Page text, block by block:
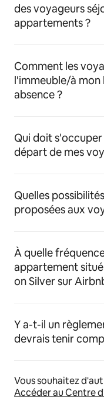
des voyageurs
appartements ?
Comment les
l'immeuble/à
absence ?
Qui doit
départ de mes
Quelles
proposées aux
À quelle
appartement
on Silver sur
Y a-t-il un
devrais tenir
Vous souhaitez
Accéder au Centre